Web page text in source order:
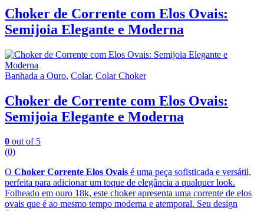
Choker de Corrente com Elos Ovais:
Semijoia Elegante e Moderna
Banhada a Ouro, Colar, Colar Choker
Choker de Corrente com Elos Ovais:
Semijoia Elegante e Moderna
0 out of 5
(0)
O Choker Corrente Elos Ovais é uma peça sofisticada e versátil,
perfeita para adicionar um toque de elegância a qualquer look.
Folheado em ouro 18k, este choker apresenta uma corrente de elos
ovais que é ao mesmo tempo moderna e atemporal. Seu design